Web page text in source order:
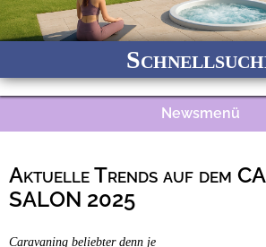
Ganzjährig geöffnet
Newsmenü
Campingplätze
Aktuelle Trends auf dem
SALON 2025
Caravaning beliebter denn je